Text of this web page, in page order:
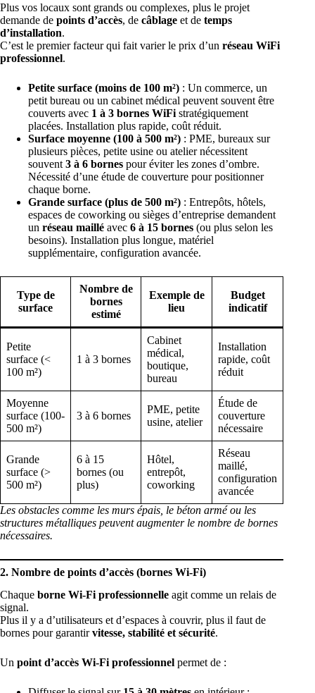
Plus vos locaux sont grands ou complexes, plus le projet
demande de points d’accès, de câblage et de temps
d’installation.
C’est le premier facteur qui fait varier le prix d’un réseau WiFi
professionnel.
Petite surface (moins de 100 m²) : Un commerce, un
petit bureau ou un cabinet médical peuvent souvent être
couverts avec 1 à 3 bornes WiFi stratégiquement
placées. Installation plus rapide, coût réduit.
Surface moyenne (100 à 500 m²) : PME, bureaux sur
plusieurs pièces, petite usine ou atelier nécessitent
souvent 3 à 6 bornes pour éviter les zones d’ombre.
Nécessité d’une étude de couverture pour positionner
chaque borne.
Grande surface (plus de 500 m²) : Entrepôts, hôtels,
espaces de coworking ou sièges d’entreprise demandent
un réseau maillé avec 6 à 15 bornes (ou plus selon les
besoins). Installation plus longue, matériel
supplémentaire, configuration avancée.
Type de
surface
Nombre de
bornes
estimé
Exemple de
lieu
Budget
indicatif
Petite
surface (<
100 m²)
1 à 3 bornes
Cabinet
médical,
boutique,
bureau
Installation
rapide, coût
réduit
Moyenne
surface (100-
500 m²)
3 à 6 bornes
PME, petite
usine, atelier
Étude de
couverture
nécessaire
Grande
surface (>
500 m²)
6 à 15
bornes (ou
plus)
Hôtel,
entrepôt,
coworking
Réseau
maillé,
configuration
avancée
Les obstacles comme les murs épais, le béton armé ou les
structures métalliques peuvent augmenter le nombre de bornes
nécessaires.
2. Nombre de points d’accès (bornes Wi-Fi)
Chaque borne Wi-Fi professionnelle agit comme un relais de
signal.
Plus il y a d’utilisateurs et d’espaces à couvrir, plus il faut de
bornes pour garantirvitesse, stabilité et sécurité.
Un point d’accès Wi-Fi professionnel permet de :